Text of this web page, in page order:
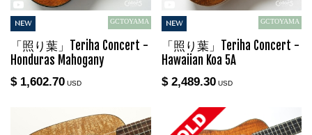
NEW GCTOYAMA
「照り葉」Teriha Concert -
Honduras Mahogany
$ 1,602.70 USD
NEW GCTOYAMA
「照り葉」Teriha Concert -
Hawaiian Koa 5A
$ 2,489.30USD